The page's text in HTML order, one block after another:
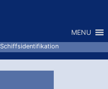
MENU
Schiffsidentifikation